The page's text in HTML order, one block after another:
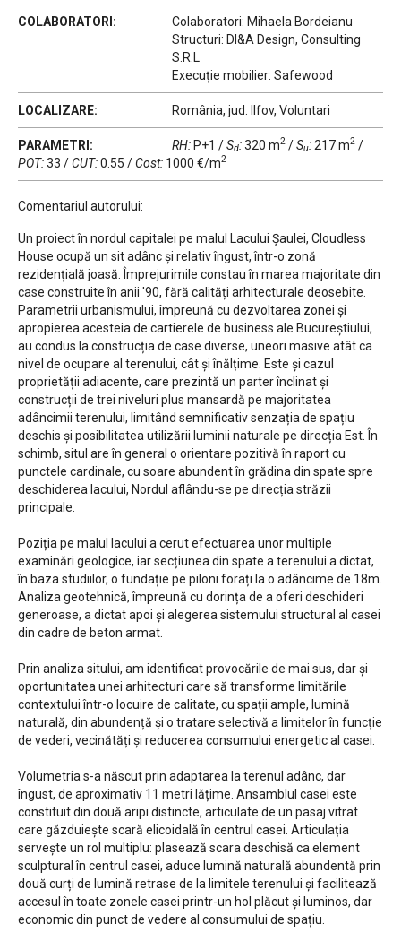
COLABORATORI:
Colaboratori: Mihaela Bordeianu
Structuri: DI&A Design, Consulting
S.R.L
Execuție mobilier: Safewood
LOCALIZARE: România, jud. Ilfov, Voluntari
PARAMETRI: RH:P+1 /Sd:320 m2 /Su:217 m2 /
POT:33 /CUT:0.55 /Cost: 1000 €/m2
Comentariul autorului:
Un proiect în nordul capitalei pe malul Lacului Șaulei, Cloudless
House ocupă un sit adânc și relativ îngust, într-o zonă
rezidențială joasă. Împrejurimile constau în marea majoritate din
case construite în anii '90, fără calități arhitecturale deosebite.
Parametrii urbanismului, împreună cu dezvoltarea zonei și
apropierea acesteia de cartierele de business ale Bucureștiului,
au condus la construcția de case diverse, uneori masive atât ca
nivel de ocupare al terenului, cât și înălțime. Este și cazul
proprietății adiacente, care prezintă un parter înclinat și
construcții de trei niveluri plus mansardă pe majoritatea
adâncimii terenului, limitând semnificativ senzația de spațiu
deschis și posibilitatea utilizării luminii naturale pe direcția Est. În
schimb, situl are în general o orientare pozitivă în raport cu
punctele cardinale, cu soare abundent în grădina din spate spre
deschiderea lacului, Nordul aflându-se pe direcția străzii
principale.
Poziția pe malul lacului a cerut efectuarea unor multiple
examinări geologice, iar secțiunea din spate a terenului a dictat,
în baza studiilor, o fundație pe piloni forați la o adâncime de 18m.
Analiza geotehnică, împreună cu dorința de a oferi deschideri
generoase, a dictat apoi și alegerea sistemului structural al casei
din cadre de beton armat.
Prin analiza sitului, am identificat provocările de mai sus, dar și
oportunitatea unei arhitecturi care să transforme limitările
contextului într-o locuire de calitate, cu spații ample, lumină
naturală, din abundență și o tratare selectivă a limitelor în funcție
de vederi, vecinătăți și reducerea consumului energetic al casei.
Volumetria s-a născut prin adaptarea la terenul adânc, dar
îngust, de aproximativ 11 metri lățime. Ansamblul casei este
constituit din două aripi distincte, articulate de un pasaj vitrat
care găzduiește scară elicoidală în centrul casei. Articulația
servește un rol multiplu: plasează scara deschisă ca element
sculptural în centrul casei, aduce lumină naturală abundentă prin
două curți de lumină retrase de la limitele terenului și facilitează
accesul în toate zonele casei printr-un hol plăcut și luminos, dar
economic din punct de vedere al consumului de spațiu.